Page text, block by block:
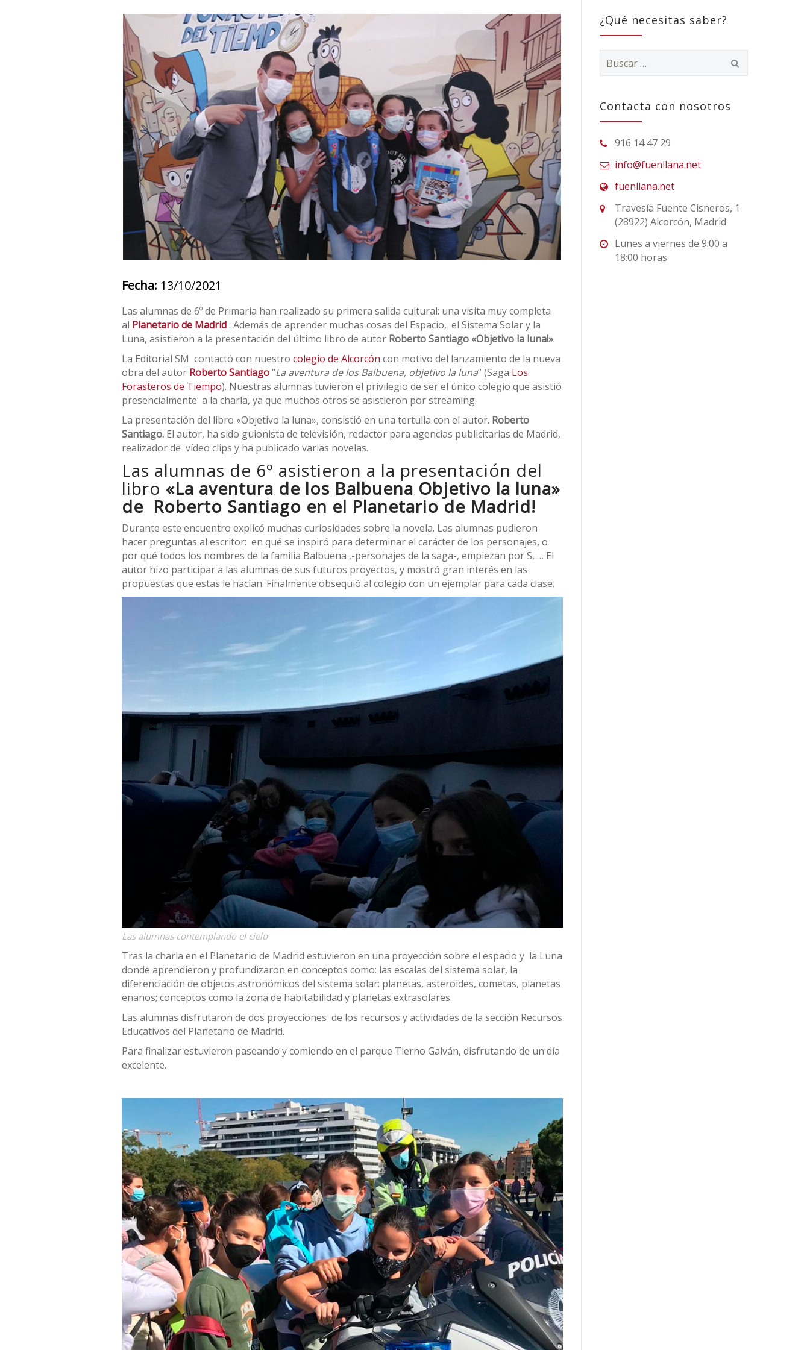
Fecha: 13/10/2021
Las alumnas de 6º de Primaria han realizado su primera salida cultural: una visita muy completa
al Planetario de Madrid. Además de aprender muchas cosas del Espacio, el Sistema Solar y la
Luna, asistieron a la presentación del último libro de autor Roberto Santiago «Objetivo la luna!».
La Editorial SM contactó con nuestro colegio de Alcorcón con motivo del lanzamiento de la nueva
obra del autor Roberto Santiago“La aventura de los Balbuena, objetivo la luna” (Saga Los
Forasteros de Tiempo). Nuestras alumnas tuvieron el privilegio de ser el único colegio que asistió
presencialmente a la charla, ya que muchos otros se asistieron por streaming.
La presentación del libro «Objetivo la luna», consistió en una tertulia con el autor. Roberto
Santiago. El autor, ha sido guionista de televisión, redactor para agencias publicitarias de Madrid,
realizador de vídeo clips y ha publicado varias novelas.
Las alumnas de 6º asistieron a la presentación del
libro «La aventura de los Balbuena Objetivo la luna»
de Roberto Santiago en el Planetario de Madrid!
Durante este encuentro explicó muchas curiosidades sobre la novela. Las alumnas pudieron
hacer preguntas al escritor: en qué se inspiró para determinar el carácter de los personajes, o
por qué todos los nombres de la familia Balbuena ,-personajes de la saga-, empiezan por S, … El
autor hizo participar a las alumnas de sus futuros proyectos, y mostró gran interés en las
propuestas que estas le hacían. Finalmente obsequió al colegio con un ejemplar para cada clase.
Las alumnas contemplando el cielo
Tras la charla en el Planetario de Madrid estuvieron en una proyección sobre el espacio y la Luna
donde aprendieron y profundizaron en conceptos como: las escalas del sistema solar, la
diferenciación de objetos astronómicos del sistema solar: planetas, asteroides, cometas, planetas
enanos; conceptos como la zona de habitabilidad y planetas extrasolares.
Las alumnas disfrutaron de dos proyecciones de los recursos y actividades de la sección Recursos
Educativos del Planetario de Madrid.
Para finalizar estuvieron paseando y comiendo en el parque Tierno Galván, disfrutando de un día
excelente.
¿Qué necesitas saber?
Contacta con nosotros
916 14 47 29
info@fuenllana.net
fuenllana.net
Travesía Fuente Cisneros, 1
(28922) Alcorcón, Madrid
Lunes a viernes de 9:00 a
18:00 horas